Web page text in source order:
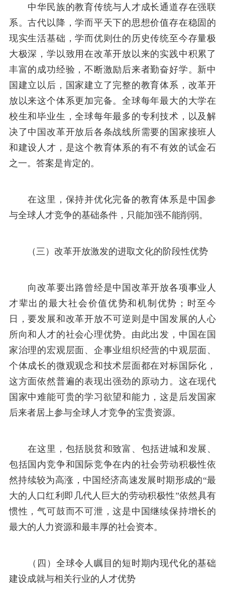
中华民族的教育传统与人才成长通道存在强联
系。古代以降，学而平天下的思想价值存在稳固的
现实生活基础，学而优则仕的历史传统至今存量极
大极深，学以致用在改革开放以来的实践中积累了
丰富的成功经验，不断激励后来者勤奋好学。新中
国建立以后，国家建立了完整的教育体系，改革开
放以来这个体系更加完备。全球每年最大的大学在
校生和毕业生，全球每年最多的专利技术，以及解
决了中国改革开放后各条战线所需要的国家接班人
和建设人才，是这个教育体系的有不有效的试金石
之一。答案是肯定的。
在这里，保持并优化完备的教育体系是中国参
与全球人才竞争的基础条件，只能加强不能削弱。
（三）改革开放激发的进取文化的阶段性优势
向改革要出路曾经是中国改革开放各项事业人
才辈出的最大社会价值优势和机制优势；时至今
日，要发展和改革开放不可逆则是中国发展的人心
所向和人才的社会心理优势。由此出发，中国在国
家治理的宏观层面、企事业组织经营的中观层面、
个体成长的微观观念和技术层面都在对标国际化，
这方面依然普遍的表现出强劲的原动力。这在现代
国家中难能可贵的学习欲望和能力，这是后发国家
后来者居上参与全球人才竞争的宝贵资源。
在这里，包括脱贫和致富、包括进城和发展、
包括国内竞争和国际竞争在内的社会劳动积极性依
然持续较为高涨，中国经济高速发展时期形成的“最
大的人口红利即几代人巨大的劳动积极性”依然具有
惯性，气可鼓而不可泄，这是中国继续保持增长的
最大的人力资源和最丰厚的社会资本。
（四）全球令人瞩目的短时期内现代化的基础
建设成就与相关行业的人才优势